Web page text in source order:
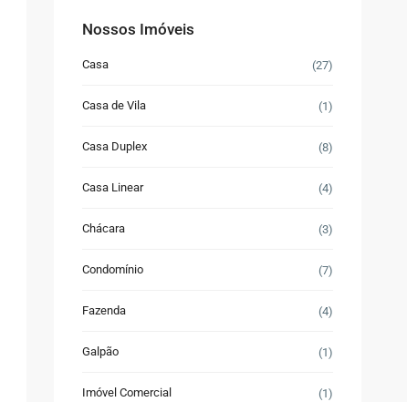
Nossos Imóveis
Casa (27)
Casa de Vila (1)
Casa Duplex (8)
Casa Linear (4)
Chácara (3)
Condomínio (7)
Fazenda (4)
Galpão (1)
Imóvel Comercial (1)